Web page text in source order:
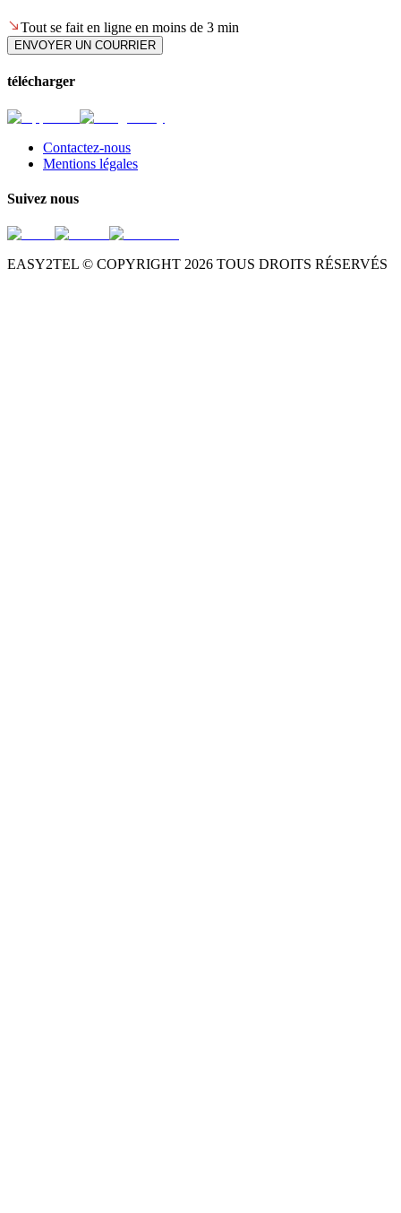
Tout se fait en ligne en moins de 3 min
ENVOYER UN COURRIER
télécharger
Contactez-nous
Mentions légales
Suivez nous
EASY2TEL © COPYRIGHT 2026 TOUS DROITS RÉSERVÉS